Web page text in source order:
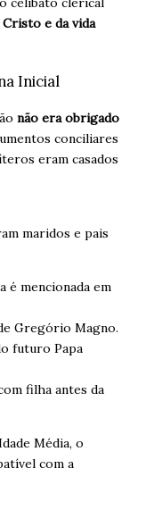
e da vida
Inicial
não era obrigado
conciliares
eram casados
maridos e pais
é mencionada em
Gregório Magno.
futuro Papa
filha antes da
Média, o
com a